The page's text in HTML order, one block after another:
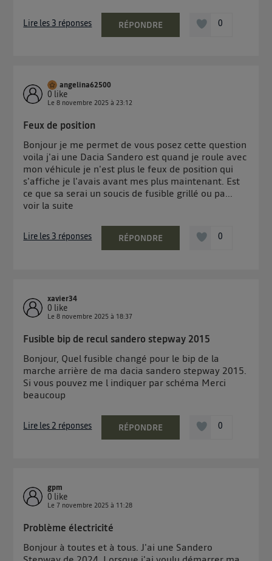
Lire les 3 réponses RÉPONDRE 0
angelina62500
0 like
Le8 novembre 2025 à23:12
Feux de position
Bonjour je me permet de vous posez cette question
voila j'ai une Dacia Sandero est quand je roule avec
mon véhicule je n'est plus le feux de position qui
s'affiche je l'avais avant mes plus maintenant. Est
ce que sa serai un soucis de fusible grillé ou pa...
voir la suite
Lire les 3 réponses RÉPONDRE 0
xavier34
0 like
Le8 novembre 2025 à 18:37
Fusible bip de recul sandero stepway 2015
Bonjour, Quel fusible changé pour le bip de la
marche arrière de ma dacia sandero stepway 2015.
Si vous pouvez me l indiquer par schéma Merci
beaucoup
Lire les 2 réponses RÉPONDRE 0
gpm
0 like
Le7 novembre 2025 à 11:28
Problème électricité
Bonjour à toutes et à tous. J'ai une Sandero